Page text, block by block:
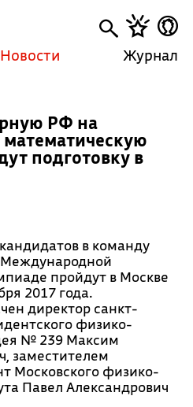
Новости Журнал
РФ на
подготовку в
в команду
Международной
пройдут в Москве
2017 года.
директор санкт-
физико-
№ 239 Максим
заместителем
Московского физико-
Павел Александрович